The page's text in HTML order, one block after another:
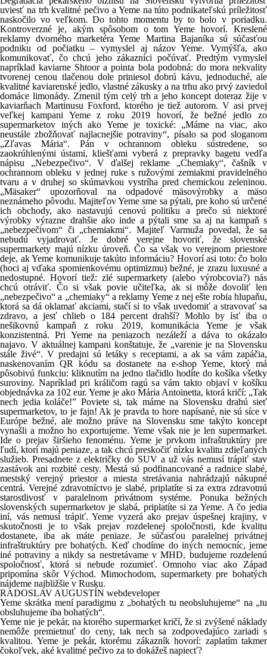
uviesť na trh kvalitné pečivo a Yeme na túto podnikateľskú príležitosť
naskočilo vo veľkom. Do tohto momentu by to bolo v poriadku.
Kontroverzné je, akým spôsobom o tom Yeme hovorí. Kreslené
reklamy dvorného marketéra Yeme Martina Bajaníka sú súčasťou
podniku od počiatku – vymyslel aj názov Yeme. Vymýšľa, ako
komunikovať, čo chcú jeho zákazníci počúvať. Predtým vymyslel
napríklad kaviarne Shtoor a pointa bola podobná: do mora nekvality
tvorenej cenou tlačenou dole priniesol dobrú kávu, jednoduché, ale
kvalitné kaviarenské jedlo, vlastné zákusky a na trhu ako prvý zaviedol
domáce limonády. Zmenil tým celý trh a jeho koncept doteraz žije v
kaviarňach Martinusu Foxford, ktorého je tiež autorom. V asi prvej
veľkej kampani Yeme z roku 2019 hovorí, že bežné jedlo zo
supermarketov iných ako Yeme je toxické: „Máme na viac, ako
neustále zbožňovať najlacnejšie potraviny“, písalo sa pod sloganom
„Zľavas Mária“. Pán v ochrannom obleku sústredene, so
zaokrúhlenými ústami, kliešťami vyberá z prepravky bagetu vedľa
nápisu „Nebezpečivo“. V ďalšej reklame „Chemiaky“, čašník v
ochrannom obleku v jednej ruke s ružovými zemiakmi pravidelného
tvaru a v druhej so skúmavkou vystríha pred chemickou zeleninou.
„Mäsaker“ upozorňoval na odpadové mäsovýrobky a mäso
neznámeho pôvodu. Majiteľov Yeme sme sa pýtali, pre koho sú určené
ich obchody, ako nastavujú cenovú politiku a prečo sú niektoré
výrobky výrazne drahšie ako inde a pýtali sme sa aj na kampaň s
„nebezpečivom“ či „chemiakmi“. Majiteľ Varmuža povedal, že sa
nebudú vyjadrovať. Je dobré verejne hovoriť, že slovenské
supermarkety majú nízku úroveň. Čo sa však vo verejnom priestore
deje, ak Yeme komunikuje takúto informáciu? Hovorí asi toto: čo bolo
(hoci aj vďaka spomienkovému optimizmu) bežné, je zrazu luxusné a
nedostupné. Hovorí tiež: zlé supermarkety (alebo výrobcovia?) nás
chcú otráviť. Čo si však povie učiteľka, ak si môže dovoliť len
„nebezpečivo“ a „chemiaky“ a reklamy Yeme z nej ešte robia hlupaňu,
ktorá sa dá oklamať akciami, stačí si to však uvedomiť a stravovať sa
zdravo, a jesť chlieb o 184 percent drahší? Mohlo by ísť iba o
nešikovnú kampaň z roku 2019, komunikácia Yeme je však
konzistentná. Pri Yeme na peniazoch nezáleží a dáva to okázalo
najavo. V aktuálnej kampani konštatuje, že „varenie je na Slovensku
stále živé“. V predajni sú letáky s receptami, a ak sa vám zapáčia,
naskenovaním QR kódu sa dostanete na e-shop Yeme, ktorý má
pôsobivú funkciu: kliknutím na jedno tlačidlo hodíte do košíka všetky
suroviny. Napríklad pri králičom ragú sa vám takto objaví v košíku
objednávka za 102 eur. Yeme je ako Mária Antoinetta, ktorá kričí: „Tak
nech jedia koláče!” Poviete si, tak máme na Slovensku drahú sieť
supermarketov, to je fajn! Ak je pravda to hore napísané, nie sú síce v
Európe bežné, ale možno práve na Slovensku sme takýto koncept
vynašli a možno ho exportujeme. Yeme však nie je len supermarket.
Ide o prejav širšieho fenoménu. Yeme je prvkom infraštruktúry pre
ľudí, ktorí majú peniaze, a tak chcú preskočiť nízku kvalitu zdieľaných
služieb. Presadnete z električky do SUV a už vás nemusí trápiť stav
zastávok ani rozbité cesty. Mestá sú podfinancované a radnice slabé,
mestský verejný priestor a miesta stretávania nahrádzajú nákupné
centrá. Verejné zdravotníctvo je slabé, priplatíte si za extra zdravotnú
starostlivosť v paralelnom privátnom systéme. Ponuka bežných
slovenských supermarketov je slabá, priplatíte si za Yeme. A čo jedia
iní, vás nemusí trápiť. Yeme vyzerá ako prejav úspešnej krajiny, v
skutočnosti je to však prejav rozdelenej spoločnosti, kde kvalitu
dostanete, iba ak máte peniaze. Je súčasťou paralelnej privátnej
infraštruktúry pre bohatých. Keď chodíme do iných nemocníc, jeme
iné potraviny a nikdy sa nestretávame v MHD, budujeme rozdelenú
spoločnosť, ktorá si nebude rozumieť. Omnoho viac ako Západ
pripomína skôr Východ. Mimochodom, supermarkety pre bohatých
nájdeme najbližšie v Rusku.
RADOSLAV AUGUSTÍN webdeveloper
Yeme skrátka mení paradigmu z „bohatých tu neobsluhujeme“ na „tu
obsluhujeme iba bohatých“.
Yeme nie je pekár, na ktorého supermarket kričí, že si zvýšené náklady
nemôže premietnuť do ceny, tak nech sa zodpovedajúco zariadi s
kvalitou. Yeme je pekár, ktorému zákazník hovorí: zaplatím takmer
čokoľvek, aké kvalitné pečivo za to dokážeš napiecť?